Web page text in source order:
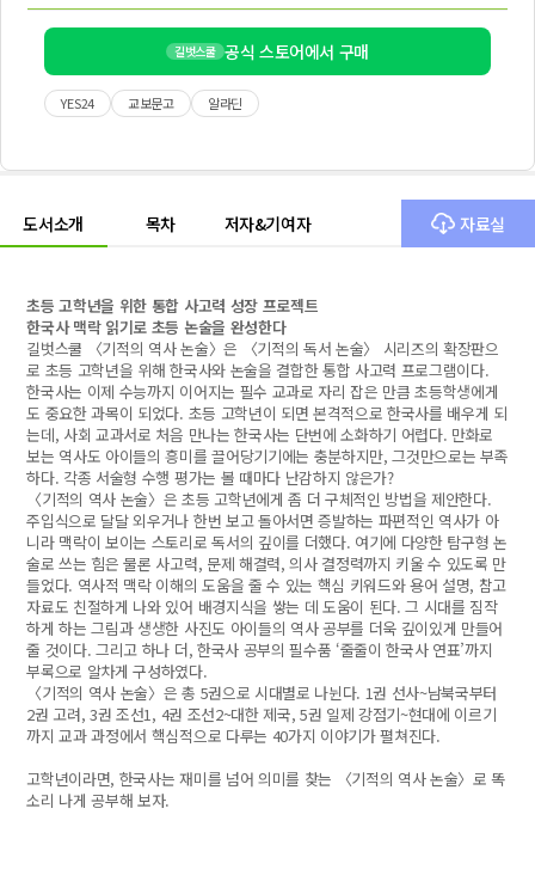
길벗스쿨 공식 스토어에서 구매
YES24 교보문고 알라딘
도서소개 목차 저자&기여자 자료실
초등 고학년을 위한 통합 사고력 성장 프로젝트
한국사 맥락 읽기로 초등 논술을 완성한다
길벗스쿨 〈기적의 역사 논술〉은 〈기적의 독서 논술〉 시리즈의 확장판으
로 초등 고학년을 위해 한국사와 논술을 결합한 통합 사고력 프로그램이다.
한국사는 이제 수능까지 이어지는 필수 교과로 자리 잡은 만큼 초등학생에게
도 중요한 과목이 되었다. 초등 고학년이 되면 본격적으로 한국사를 배우게 되
는데, 사회 교과서로 처음 만나는 한국사는 단번에 소화하기 어렵다. 만화로
보는 역사도 아이들의 흥미를 끌어당기기에는 충분하지만, 그것만으로는 부족
하다. 각종 서술형 수행 평가는 볼 때마다 난감하지 않은가?
〈기적의 역사 논술〉은 초등 고학년에게 좀 더 구체적인 방법을 제안한다.
주입식으로 달달 외우거나 한번 보고 돌아서면 증발하는 파편적인 역사가 아
니라 맥락이 보이는 스토리로 독서의 깊이를 더했다. 여기에 다양한 탐구형 논
술로 쓰는 힘은 물론 사고력, 문제 해결력, 의사 결정력까지 키울 수 있도록 만
들었다. 역사적 맥락 이해의 도움을 줄 수 있는 핵심 키워드와 용어 설명, 참고
자료도 친절하게 나와 있어 배경지식을 쌓는 데 도움이 된다. 그 시대를 짐작
하게 하는 그림과 생생한 사진도 아이들의 역사 공부를 더욱 깊이있게 만들어
줄 것이다. 그리고 하나 더, 한국사 공부의 필수품 ‘줄줄이 한국사 연표’까지
부록으로 알차게 구성하였다.
〈기적의 역사 논술〉은 총 5권으로 시대별로 나뉜다. 1권 선사~남북국부터
2권 고려, 3권 조선1, 4권 조선2~대한 제국, 5권 일제 강점기~현대에 이르기
까지 교과 과정에서 핵심적으로 다루는 40가지 이야기가 펼쳐진다.
고학년이라면, 한국사는 재미를 넘어 의미를 찾는 〈기적의 역사 논술〉로 똑
소리 나게 공부해 보자.